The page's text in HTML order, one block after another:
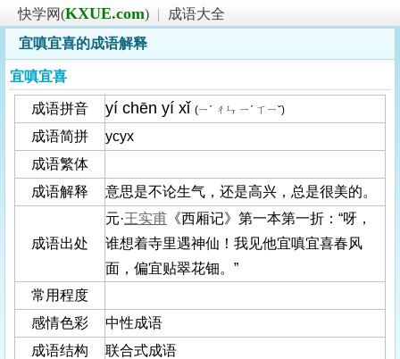
快学网(KXUE.com) |
成语大全
宜嗔宜喜的成语解释
宜嗔宜喜
成语拼音 yí chēn yí xǐ (ㄧˊ ㄔㄣ ㄧˊ ㄒㄧˇ)
成语简拼
ycyx
成语繁体
成语解释
意思是不论生气，还是高兴，总是很美的。
成语出处
元·王实甫 《西厢记》第一本第一折：“呀，
谁想着寺里遇神仙！我见他宜嗔宜喜春风
面，偏宜贴翠花钿。”
常用程度
感情色彩
中性成语
成语结构
联合式成语